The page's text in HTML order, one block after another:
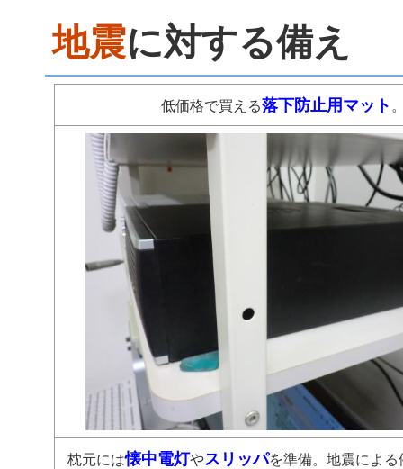
地震に対する備え
低価格で買える落下防止用マット
枕元には懐中電灯やスリッパを準備。地震によ